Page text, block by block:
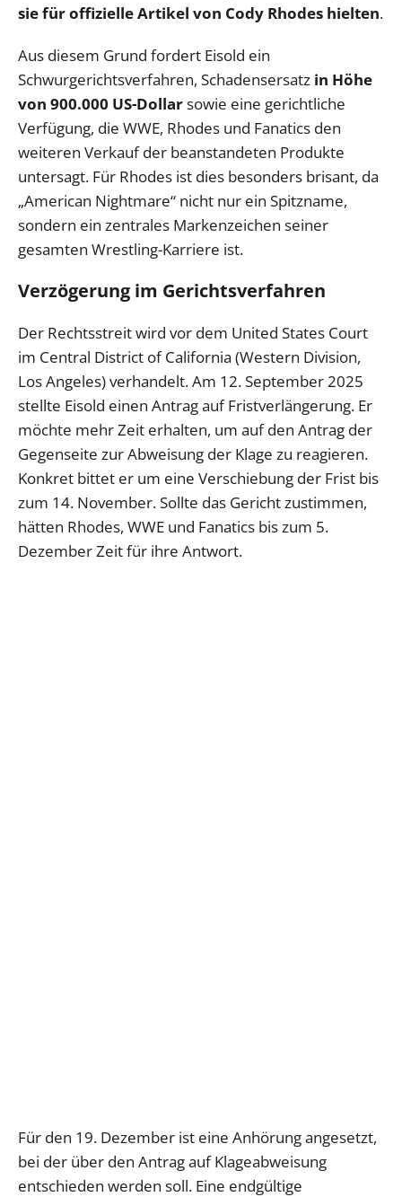
sie für offizielle Artikel von Cody Rhodes hielten.
Aus diesem Grund fordert Eisold ein
Schwurgerichtsverfahren, Schadensersatz in Höhe
von 900.000 US-Dollarsowie eine gerichtliche
Verfügung, die WWE, Rhodes und Fanatics den
weiteren Verkauf der beanstandeten Produkte
untersagt. Für Rhodes ist dies besonders brisant, da
„American Nightmare“ nicht nur ein Spitzname,
sondern ein zentrales Markenzeichen seiner
gesamten Wrestling-Karriere ist.
Verzögerung im Gerichtsverfahren
Der Rechtsstreit wird vor dem United States Court
im Central District of California (Western Division,
Los Angeles) verhandelt. Am 12. September 2025
stellte Eisold einen Antrag auf Fristverlängerung. Er
möchte mehr Zeit erhalten, um auf den Antrag der
Gegenseite zur Abweisung der Klage zu reagieren.
Konkret bittet er um eine Verschiebung der Frist bis
zum 14. November. Sollte das Gericht zustimmen,
hätten Rhodes, WWE und Fanatics bis zum 5.
Dezember Zeit für ihre Antwort.
Für den 19. Dezember ist eine Anhörung angesetzt,
bei der über den Antrag auf Klageabweisung
entschieden werden soll. Eine endgültige